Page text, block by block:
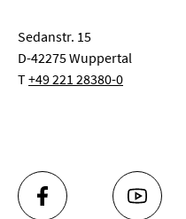
Sedanstr. 15
D-42275 Wuppertal
T+49 221 28380-0
FACEBOOK YOUTUBE